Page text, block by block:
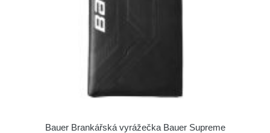
Bauer Brankářská vyrážečka Bauer Supreme